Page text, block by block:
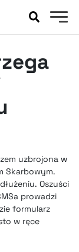
uzbrojona w
Skarbowym.
Oszuści
prowadzi
formularz
w ręce